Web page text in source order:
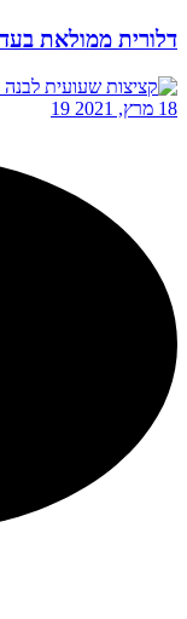
דלורית ממולאת
18 מרץ, 2021 19